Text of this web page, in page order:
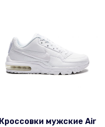
Кроссовки мужские Air